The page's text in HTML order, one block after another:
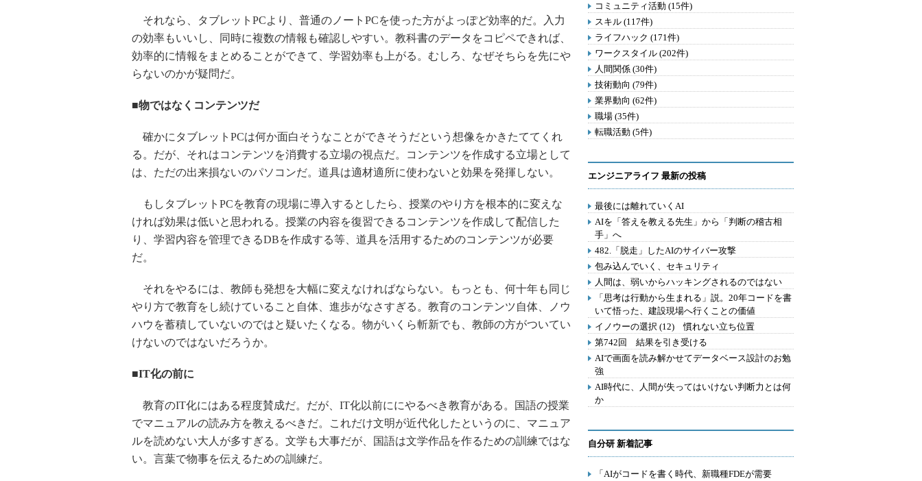
それなら、タブレットPCより、普通のノートPCを使った方がよっぽど効率的だ。入力
の効率もいいし、同時に複数の情報も確認しやすい。教科書のデータをコピペできれば、
効率的に情報をまとめることができて、学習効率も上がる。むしろ、なぜそちらを先にや
らないのかが疑問だ。
■物ではなくコンテンツだ
確かにタブレットPCは何か面白そうなことができそうだという想像をかきたててくれ
る。だが、それはコンテンツを消費する立場の視点だ。コンテンツを作成する立場として
は、ただの出来損ないのパソコンだ。道具は適材適所に使わないと効果を発揮しない。
もしタブレットPCを教育の現場に導入するとしたら、授業のやり方を根本的に変えな
ければ効果は低いと思われる。授業の内容を復習できるコンテンツを作成して配信した
り、学習内容を管理できるDBを作成する等、道具を活用するためのコンテンツが必要
だ。
それをやるには、教師も発想を大幅に変えなければならない。もっとも、何十年も同じ
やり方で教育をし続けていること自体、進歩がなさすぎる。教育のコンテンツ自体、ノウ
ハウを蓄積していないのではと疑いたくなる。物がいくら斬新でも、教師の方がついてい
けないのではないだろうか。
■IT化の前に
教育のIT化にはある程度賛成だ。だが、IT化以前ににやるべき教育がある。国語の授業
でマニュアルの読み方を教えるべきだ。これだけ文明が近代化したというのに、マニュア
ルを読めない大人が多すぎる。文学も大事だが、国語は文学作品を作るための訓練ではな
い。言葉で物事を伝えるための訓練だ。
コミュニティ活動 (15件)
スキル (117件)
ライフハック (171件)
ワークスタイル (202件)
人間関係 (30件)
技術動向 (79件)
業界動向 (62件)
職場 (35件)
転職活動 (5件)
エンジニアライフ 最新の投稿
最後には離れていくAI
AIを「答えを教える先生」から「判断の稽古相
手」へ
482.「脱走」したAIのサイバー攻撃
包み込んでいく、セキュリティ
人間は、弱いからハッキングされるのではない
「思考は行動から生まれる」説。20年コードを書
いて悟った、建設現場へ行くことの価値
イノウーの選択 (12) 慣れない立ち位置
第742回 結果を引き受ける
AIで画面を読み解かせてデータベース設計のお勉
強
AI時代に、人間が失ってはいけない判断力とは何
か
自分研 新着記事
「AIがコードを書く時代、新職種FDEが需要